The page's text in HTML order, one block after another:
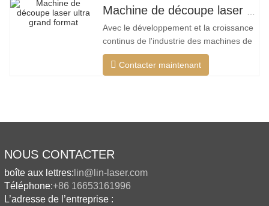
matériaux, optimiser la surface de
coupe, couper une plus large gamme de
matériaux, une vitesse plus rapide, une
Machine de découpe laser ultra grand format bon marché
Avec le développement et la croissance
continus de l'industrie des machines de
découpe laser de mon pays, il existe de
plus en plus de types de machines de
produits fabriqués par les grandes
Contacter maintenant
NOUS CONTACTER
boîte aux lettres: lin@lin-laser.com
Téléphone:+86 16653161996
L’adresse de l’entreprise :